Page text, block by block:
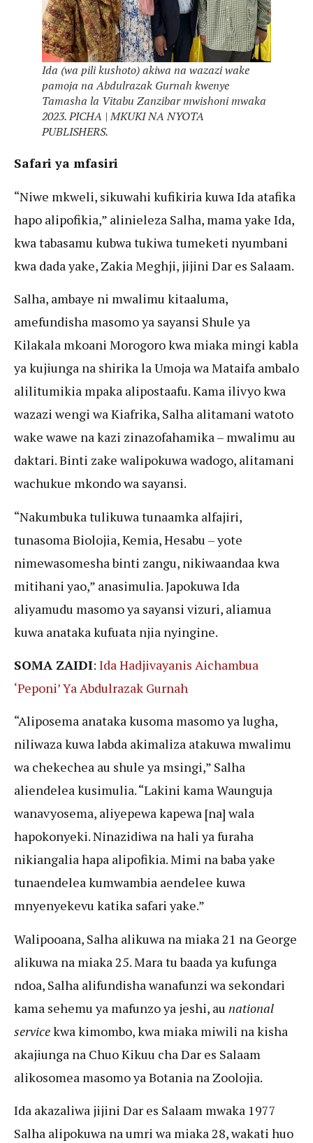
Ida (wa pili kushoto) akiwa na wazazi wake
pamoja na Abdulrazak Gurnah kwenye
Tamasha la Vitabu Zanzibar mwishoni mwaka
2023. PICHA | MKUKI NA NYOTA
PUBLISHERS.
Safari ya mfasiri
“Niwe mkweli, sikuwahi kufikiria kuwa Ida atafika
hapo alipofikia,” alinieleza Salha, mama yake Ida,
kwa tabasamu kubwa tukiwa tumeketi nyumbani
kwa dada yake, Zakia Meghji, jijini Dar es Salaam.
Salha, ambaye ni mwalimu kitaaluma,
amefundisha masomo ya sayansi Shule ya
Kilakala mkoani Morogoro kwa miaka mingi kabla
ya kujiunga na shirika la Umoja wa Mataifa ambalo
alilitumikia mpaka alipostaafu. Kama ilivyo kwa
wazazi wengi wa Kiafrika, Salha alitamani watoto
wake wawe na kazi zinazofahamika – mwalimu au
daktari. Binti zake walipokuwa wadogo, alitamani
wachukue mkondo wa sayansi.
“Nakumbuka tulikuwa tunaamka alfajiri,
tunasoma Biolojia, Kemia, Hesabu – yote
nimewasomesha binti zangu, nikiwaandaa kwa
mitihani yao,” anasimulia. Japokuwa Ida
aliyamudu masomo ya sayansi vizuri, aliamua
kuwa anataka kufuata njia nyingine.
SOMA ZAIDI: Ida Hadjivayanis Aichambua
‘Peponi’ Ya Abdulrazak Gurnah
“Aliposema anataka kusoma masomo ya lugha,
niliwaza kuwa labda akimaliza atakuwa mwalimu
wa chekechea au shule ya msingi,” Salha
aliendelea kusimulia. “Lakini kama Waunguja
wanavyosema, aliyepewa kapewa [na] wala
hapokonyeki. Ninazidiwa na hali ya furaha
nikiangalia hapa alipofikia. Mimi na baba yake
tunaendelea kumwambia aendelee kuwa
mnyenyekevu katika safari yake.”
Walipooana, Salha alikuwa na miaka 21 na George
alikuwa na miaka 25. Mara tu baada ya kufunga
ndoa, Salha alifundisha wanafunzi wa sekondari
kama sehemu ya mafunzo ya jeshi, au national
servicekwa kimombo, kwa miaka miwili na kisha
akajiunga na Chuo Kikuu cha Dar es Salaam
alikosomea masomo ya Botania na Zoolojia.
Ida akazaliwa jijini Dar es Salaam mwaka 1977
Salha alipokuwa na umri wa miaka 28, wakati huo